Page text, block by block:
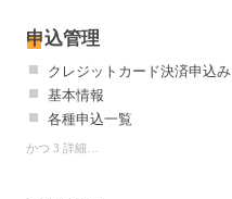
申込管理
クレジットカード決済申込み
基本情報
各種申込一覧
かつ 3 詳細…